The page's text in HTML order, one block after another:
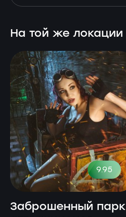
На той же локации
9.95
Заброшенный парк